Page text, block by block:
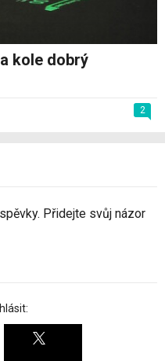
kole dobrý
2
Přidejte svůj názor